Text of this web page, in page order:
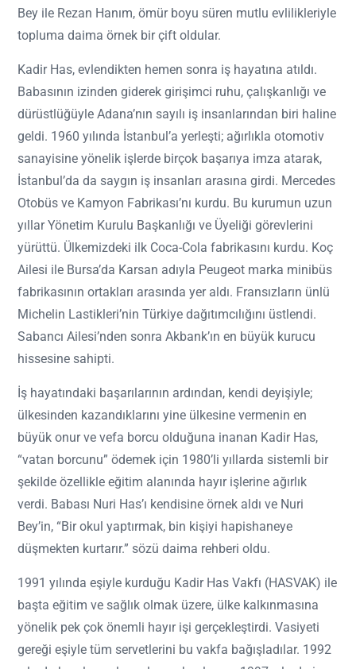
Bey ile Rezan Hanım, ömür boyu süren mutlu evlilikleriyle
topluma daima örnek bir çift oldular.
Kadir Has, evlendikten hemen sonra iş hayatına atıldı.
Babasının izinden giderek girişimci ruhu, çalışkanlığı ve
dürüstlüğüyle Adana’nın sayılı iş insanlarından biri haline
geldi. 1960 yılında İstanbul’a yerleşti; ağırlıkla otomotiv
sanayisine yönelik işlerde birçok başarıya imza atarak,
İstanbul’da da saygın iş insanları arasına girdi. Mercedes
Otobüs ve Kamyon Fabrikası’nı kurdu. Bu kurumun uzun
yıllar Yönetim Kurulu Başkanlığı ve Üyeliği görevlerini
yürüttü. Ülkemizdeki ilk Coca-Cola fabrikasını kurdu. Koç
Ailesi ile Bursa’da Karsan adıyla Peugeot marka minibüs
fabrikasının ortakları arasında yer aldı. Fransızların ünlü
Michelin Lastikleri’nin Türkiye dağıtımcılığını üstlendi.
Sabancı Ailesi’nden sonra Akbank’ın en büyük kurucu
hissesine sahipti.
İş hayatındaki başarılarının ardından, kendi deyişiyle;
ülkesinden kazandıklarını yine ülkesine vermenin en
büyük onur ve vefa borcu olduğuna inanan Kadir Has,
“vatan borcunu” ödemek için 1980’li yıllarda sistemli bir
şekilde özellikle eğitim alanında hayır işlerine ağırlık
verdi. Babası Nuri Has’ı kendisine örnek aldı ve Nuri
Bey’in, “Bir okul yaptırmak, bin kişiyi hapishaneye
düşmekten kurtarır.” sözü daima rehberi oldu.
1991 yılında eşiyle kurduğu Kadir Has Vakfı (HASVAK) ile
başta eğitim ve sağlık olmak üzere, ülke kalkınmasına
yönelik pek çok önemli hayır işi gerçekleştirdi. Vasiyeti
gereği eşiyle tüm servetlerini bu vakfa bağışladılar. 1992